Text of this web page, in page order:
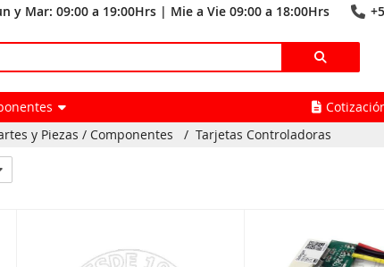
y Mar: 09:00 a 19:00Hrs | Mie a Vie 09:00 a 18:00Hrs
y Piezas / Componentes / Tarjetas Controladoras